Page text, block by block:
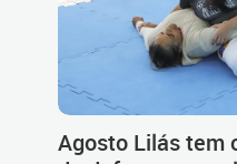
Agosto Lilás tem